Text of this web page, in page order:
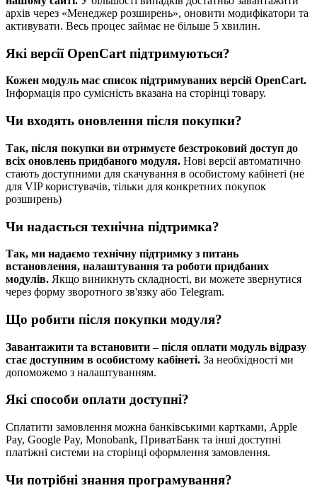
архів через «Менеджер розширень», оновити модифікатори та
активувати. Весь процес займає не більше 5 хвилин.
Які версії OpenCart підтримуються?
Кожен модуль має список підтримуваних версій OpenCart.
Інформація про сумісність вказана на сторінці товару.
Чи входять оновлення після покупки?
Так, після покупки ви отримуєте безстроковий доступ до
всіх оновлень придбаного модуля. Нові версії автоматично
стають доступними для скачування в особистому кабінеті (не
для VIP користувачів, тільки для конкретних покупок
розширень)
Чи надається технічна підтримка?
Так, ми надаємо технічну підтримку з питань
встановлення, налаштування та роботи придбаних
модулів. Якщо виникнуть складності, ви можете звернутися
через форму зворотного зв'язку або Telegram.
Що робити після покупки модуля?
Завантажити та встановити – після оплати модуль відразу
стає доступним в особистому кабінеті. За необхідності ми
допоможемо з налаштуванням.
Які способи оплати доступні?
Сплатити замовлення можна банківськими картками, Apple
Pay, Google Pay, Monobank, ПриватБанк та інші доступні
платіжні системи на сторінці оформлення замовлення.
Чи потрібні знання програмування?